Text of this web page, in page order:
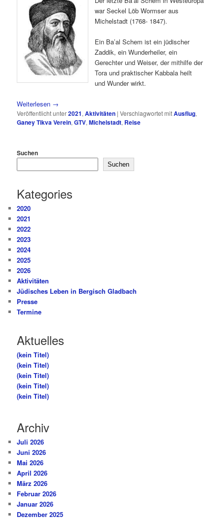
war Seckel Löb Wormser aus
Michelstadt (1768- 1847).
Ein Ba’al Schem ist ein jüdischer
Zaddik, ein Wunderheiler, ein
Gerechter und Weiser, der mithilfe der
Tora und praktischer Kabbala heilt
und Wunder wirkt.
Weiterlesen →
Veröffentlicht unter2021,Aktivitäten |Verschlagwortet mitAusflug,
Ganey Tikva Verein,GTV,Michelstadt, Reise
Suchen
Suchen
Kategories
2020
2021
2022
2023
2024
2025
2026
Aktivitäten
Jüdisches Leben in Bergisch Gladbach
Presse
Termine
Aktuelles
(kein Titel)
(kein Titel)
(kein Titel)
(kein Titel)
(kein Titel)
Archiv
Juli 2026
Juni 2026
Mai 2026
April 2026
März 2026
Februar 2026
Januar 2026
Dezember 2025